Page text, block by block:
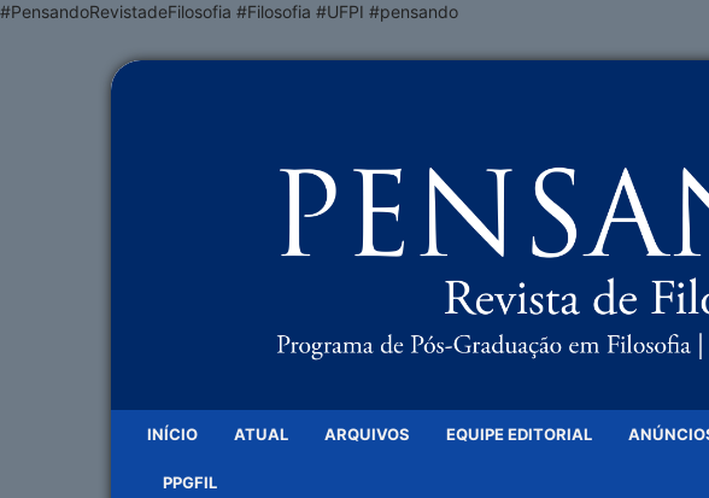
#PensandoRevistadeFilosofia #Filosofia #UFPI #pensando
INÍCIO ATUAL ARQUIVOS EQUIPE EDITORIAL
PPGFIL